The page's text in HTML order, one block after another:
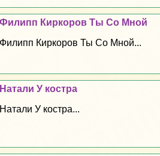
Филипп Киркоров Ты Со Мной
Филипп Киркоров Ты Со Мной...
Натали У костра
Натали У костра...